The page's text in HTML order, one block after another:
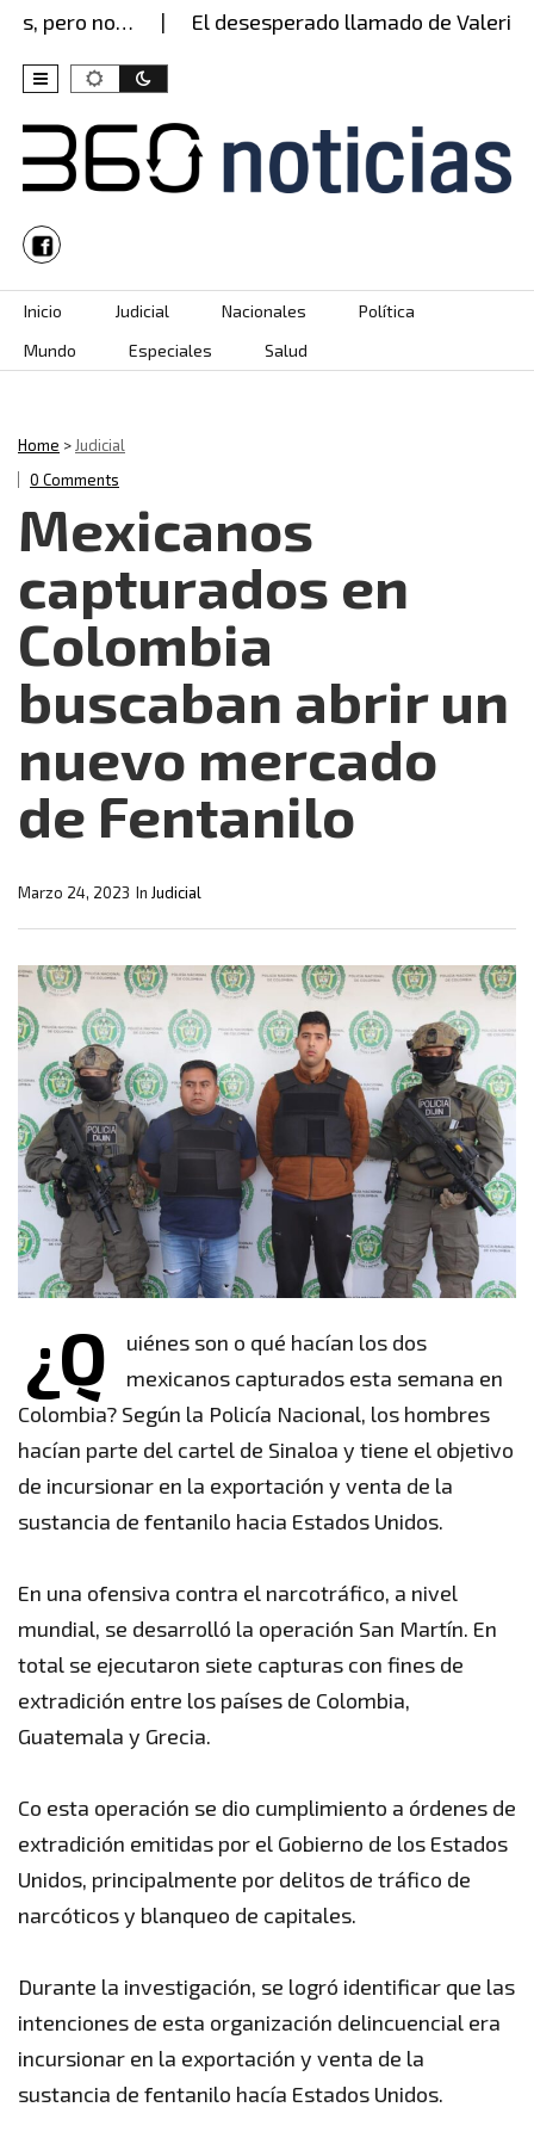
pero no… El desesperado llamado de Valeria,
Skip to content
Inicio Judicial Nacionales
Política
Mundo
Especiales Salud
Home >Judicial
0 Comments
Mexicanos
capturados en
Colombia
buscaban abrir un
nuevo mercado
de Fentanilo
In Judicial
Marzo 24, 2023
¿Q
uiénes son o qué hacían los dos
mexicanos capturados esta semana en
Colombia? Según la Policía Nacional, los hombres
hacían parte del cartel de Sinaloa y tiene el objetivo
de incursionar en la exportación y venta de la
sustancia de fentanilo hacia Estados Unidos.
En una ofensiva contra el narcotráfico, a nivel
mundial, se desarrolló la operación San Martín. En
total se ejecutaron siete capturas con fines de
extradición entre los países de Colombia,
Guatemala y Grecia.
Co esta operación se dio cumplimiento a órdenes de
extradición emitidas por el Gobierno de los Estados
Unidos, principalmente por delitos de tráfico de
narcóticos y blanqueo de capitales.
Durante la investigación, se logró identificar que las
intenciones de esta organización delincuencial era
incursionar en la exportación y venta de la
sustancia de fentanilo hacía Estados Unidos.